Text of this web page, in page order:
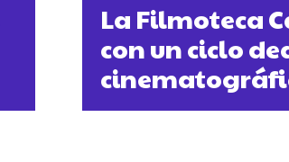
La Filmoteca
con un ciclo